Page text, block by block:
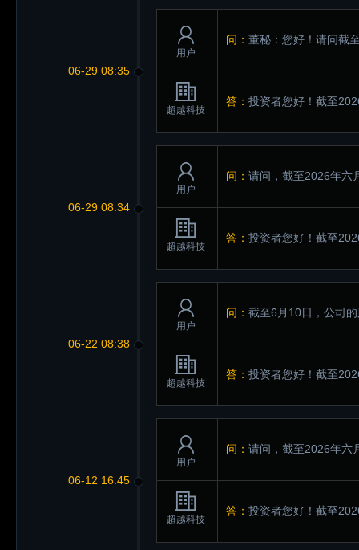
06-29 08:35
用户
问： 董秘：您好！请问截
超越科技
答： 投资者您好！截至
06-29 08:34
用户
问： 请问，截至2026年六
超越科技
答： 投资者您好！截至
06-22 08:38
用户
问： 截至6月10日，公司
超越科技
答： 投资者您好！截至
06-12 16:45
用户
问： 请问，截至2026年六
超越科技
答： 投资者您好！截至